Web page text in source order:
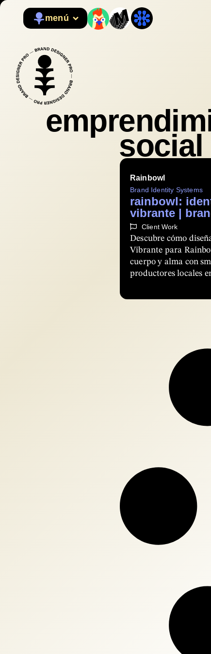
menú
social
Rainbowl
Brand Identity Systems
rainbowl:
vibrante |
Client Work
Descubre cómo
Vibrante para
cuerpo y alma con
productores locales